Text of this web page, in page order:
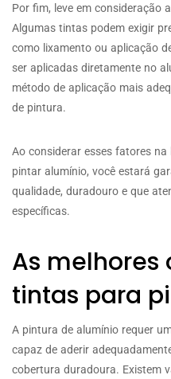
Por fim, leve em consideração
Algumas tintas podem exigir
como lixamento ou aplicação
ser aplicadas diretamente no
método de aplicação mais
de pintura.
Ao considerar esses fatores
pintar alumínio, você estará
qualidade, duradouro e que
específicas.
As melhores
tintas para
A pintura de alumínio requer
capaz de aderir
cobertura duradoura. Existem